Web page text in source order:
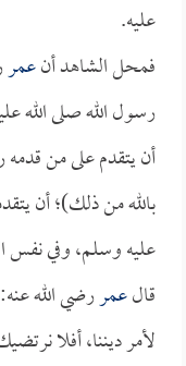
عليه.
فمحل الشاهد أنعمر
رسول الله صلى الله
أن يتقدم على من
بالله من ذلك)؛ أن
عليه وسلم، وفي نفس
قالعمررضي الله
لأمر ديننا، أفلا